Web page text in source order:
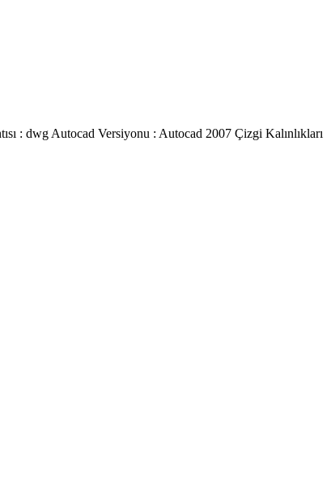
: dwg Autocad Versiyonu : Autocad 2007 Çizgi Kalınlıkları